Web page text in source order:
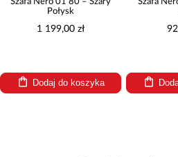
koszyka Dodaj do koszyka